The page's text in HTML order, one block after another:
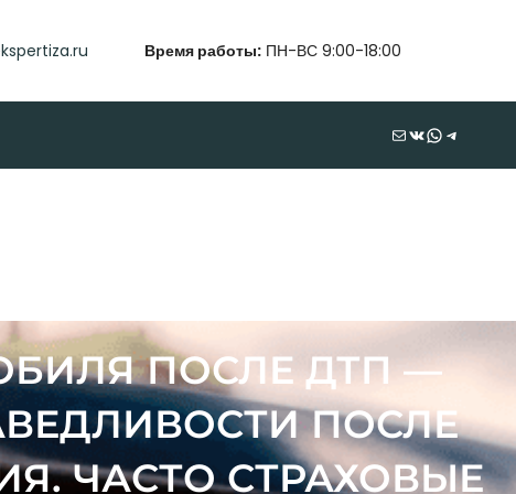
Время работы:ПН-ВС 9:00-18:00
Почта ВКонтакте WhatsApp Telegram
ПОСЛЕ ДТП —
ПОСЛЕ
ЧАСТО СТРАХОВЫЕ